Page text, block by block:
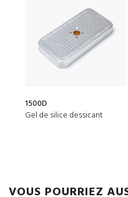
1500D
Gel de silice dessicant
VOUS POURRIEZ